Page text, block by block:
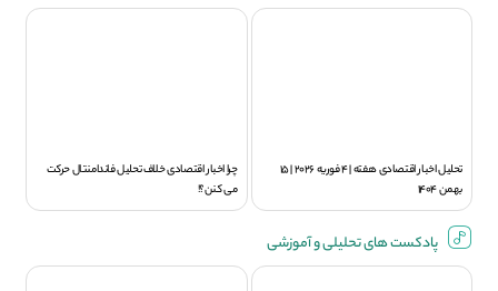
تحلیل اخبار اقتصادی هفته | 4 فوریه 2026 | 15
بهمن 1404
چرا اخبار اقتصادی خلاف تحلیل فاندامنتال حرکت
می کنن؟!
پادکست های تحلیلی و آموزشی